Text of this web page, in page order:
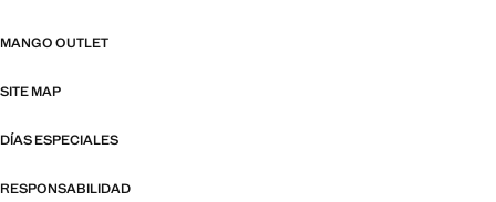
MANGO OUTLET
SITE MAP
DÍAS ESPECIALES
RESPONSABILIDAD